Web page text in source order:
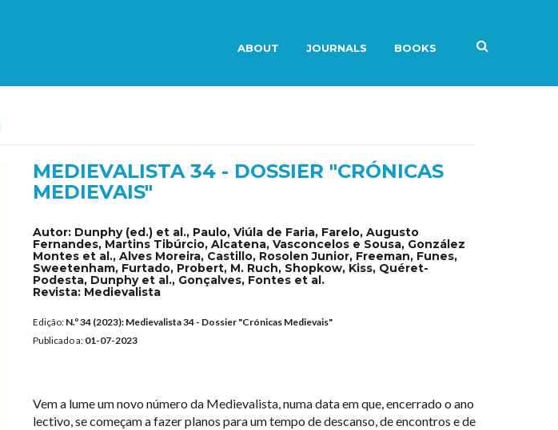
ABOUT JOURNALS BOOKS
MEDIEVALISTA 34 - DOSSIER "CRÓNICAS
MEDIEVAIS"
Autor: Dunphy (ed.) et al., Paulo, Viúla de Faria, Farelo, Augusto
Fernandes, Martins Tibúrcio, Alcatena, Vasconcelos e Sousa, González
Montes et al., Alves Moreira, Castillo, Rosolen Junior, Freeman, Funes,
Sweetenham, Furtado, Probert, M. Ruch, Shopkow, Kiss, Quéret-
Podesta, Dunphy et al., Gonçalves, Fontes et al.
Revista: Medievalista
Edição: N.º 34 (2023): Medievalista 34 - Dossier "Crónicas Medievais"
Publicado a: 01-07-2023
Vem a lume um novo número da Medievalista, numa data em que, encerrado o ano
lectivo, se começam a fazer planos para um tempo de descanso, de encontros e de